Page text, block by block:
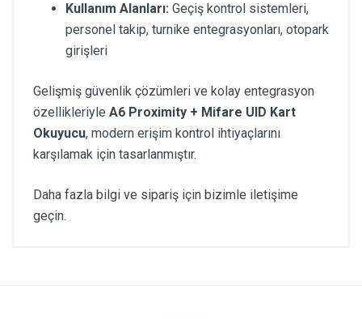
Kullanım Alanları: Geçiş kontrol sistemleri,
personel takip, turnike entegrasyonları, otopark
girişleri
Gelişmiş güvenlik çözümleri ve kolay entegrasyon
özellikleriyle A6 Proximity + Mifare UID Kart
Okuyucu, modern erişim kontrol ihtiyaçlarını
karşılamak için tasarlanmıştır.
Daha fazla bilgi ve sipariş için bizimle iletişime
geçin.